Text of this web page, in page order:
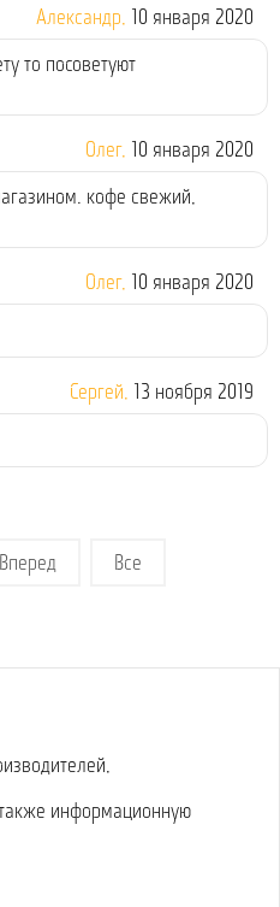
Александр, 10 января 2020
то посоветуют
Олег, 10 января 2020
кофе свежий,
Олег, 10 января 2020
Сергей, 13 ноября 2019
Вперед Все
информационную